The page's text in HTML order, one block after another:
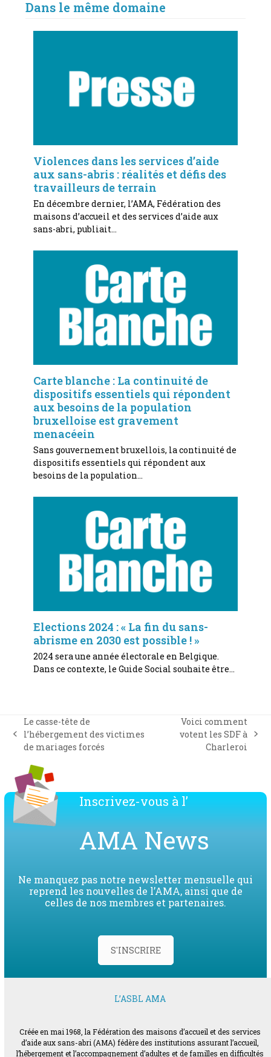
Dans le même domaine
Violences dans les services d’aide
aux sans-abris : réalités et défis des
travailleurs de terrain
En décembre dernier, l’AMA, Fédération des
maisons d’accueil et des services d’aide aux
sans-abri, publiait…
Carte blanche : La continuité de
dispositifs essentiels qui répondent
aux besoins de la population
bruxelloise est gravement
menacéein
Sans gouvernement bruxellois, la continuité de
dispositifs essentiels qui répondent aux
besoins de la population…
Elections 2024 : « La fin du sans-
abrisme en 2030 est possible ! »
2024 sera une année électorale en Belgique.
Dans ce contexte, le Guide Social souhaite être…
previous
post:
Le casse-tête de
l’hébergement des victimes
de mariages forcés
next
Voici comment
votent les SDF à
Charleroi
Inscrivez-vous à l’
AMA News
Ne manquez pas notre newsletter mensuelle qui
reprend les nouvelles de l’AMA, ainsi que de
celles de nos membres et partenaires.
S'INSCRIRE
L’ASBL AMA
Créée en mai 1968, la Fédération des maisons d’accueil et des services
d’aide aux sans-abri (AMA) fédère des institutions assurant l’accueil,
l’hébergement et l’accompagnement d’adultes et de familles en difficultés